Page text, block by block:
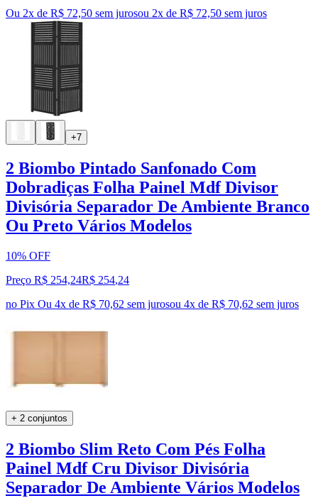
Ou 2x de R$ 72,50 sem jurosou 2x de R$ 72,50 sem juros
+7
2 Biombo Pintado Sanfonado Com
Dobradiças Folha Painel Mdf Divisor
Divisória Separador De Ambiente Branco
Ou Preto Vários Modelos
10% OFF
Preço R$ 254,24R$ 254,24
no Pix Ou 4x de R$ 70,62 sem jurosou 4x de R$ 70,62 sem juros
+ 2 conjuntos
2 Biombo Slim Reto Com Pés Folha
Painel Mdf Cru Divisor Divisória
Separador De Ambiente Vários Modelos